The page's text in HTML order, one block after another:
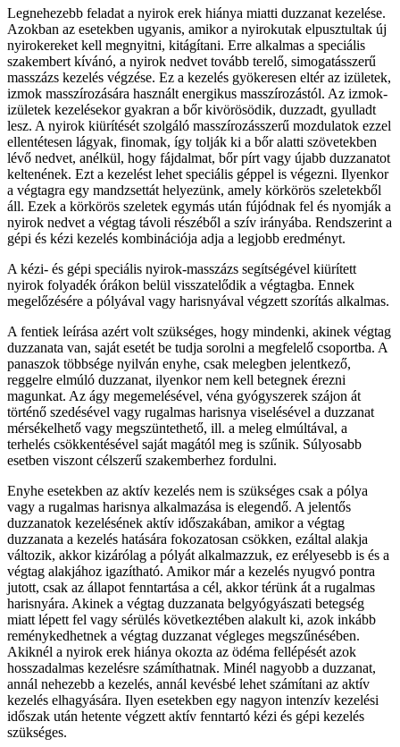
Legnehezebb feladat a nyirok erek hiánya miatti duzzanat kezelése.
Azokban az esetekben ugyanis, amikor a nyirokutak elpusztultak új
nyirokereket kell megnyitni, kitágítani. Erre alkalmas a speciális
szakembert kívánó, a nyirok nedvet tovább terelő, simogatásszerű
masszázs kezelés végzése. Ez a kezelés gyökeresen eltér az izületek,
izmok masszírozására használt energikus masszírozástól. Az izmok-
izületek kezelésekor gyakran a bőr kivörösödik, duzzadt, gyulladt
lesz. A nyirok kiürítését szolgáló masszírozásszerű mozdulatok ezzel
ellentétesen lágyak, finomak, így tolják ki a bőr alatti szövetekben
lévő nedvet, anélkül, hogy fájdalmat, bőr pírt vagy újabb duzzanatot
keltenének. Ezt a kezelést lehet speciális géppel is végezni. Ilyenkor
a végtagra egy mandzsettát helyezünk, amely körkörös szeletekből
áll. Ezek a körkörös szeletek egymás után fújódnak fel és nyomják a
nyirok nedvet a végtag távoli részéből a szív irányába. Rendszerint a
gépi és kézi kezelés kombinációja adja a legjobb eredményt.
A kézi- és gépi speciális nyirok-masszázs segítségével kiürített
nyirok folyadék órákon belül visszatelődik a végtagba. Ennek
megelőzésére a pólyával vagy harisnyával végzett szorítás alkalmas.
A fentiek leírása azért volt szükséges, hogy mindenki, akinek végtag
duzzanata van, saját esetét be tudja sorolni a megfelelő csoportba. A
panaszok többsége nyilván enyhe, csak melegben jelentkező,
reggelre elmúló duzzanat, ilyenkor nem kell betegnek érezni
magunkat. Az ágy megemelésével, véna gyógyszerek szájon át
történő szedésével vagy rugalmas harisnya viselésével a duzzanat
mérsékelhető vagy megszüntethető, ill. a meleg elmúltával, a
terhelés csökkentésével saját magától meg is szűnik. Súlyosabb
esetben viszont célszerű szakemberhez fordulni.
Enyhe esetekben az aktív kezelés nem is szükséges csak a pólya
vagy a rugalmas harisnya alkalmazása is elegendő. A jelentős
duzzanatok kezelésének aktív időszakában, amikor a végtag
duzzanata a kezelés hatására fokozatosan csökken, ezáltal alakja
változik, akkor kizárólag a pólyát alkalmazzuk, ez erélyesebb is és a
végtag alakjához igazítható. Amikor már a kezelés nyugvó pontra
jutott, csak az állapot fenntartása a cél, akkor térünk át a rugalmas
harisnyára. Akinek a végtag duzzanata belgyógyászati betegség
miatt lépett fel vagy sérülés következtében alakult ki, azok inkább
reménykedhetnek a végtag duzzanat végleges megszűnésében.
Akiknél a nyirok erek hiánya okozta az ödéma fellépését azok
hosszadalmas kezelésre számíthatnak. Minél nagyobb a duzzanat,
annál nehezebb a kezelés, annál kevésbé lehet számítani az aktív
kezelés elhagyására. Ilyen esetekben egy nagyon intenzív kezelési
időszak után hetente végzett aktív fenntartó kézi és gépi kezelés
szükséges.